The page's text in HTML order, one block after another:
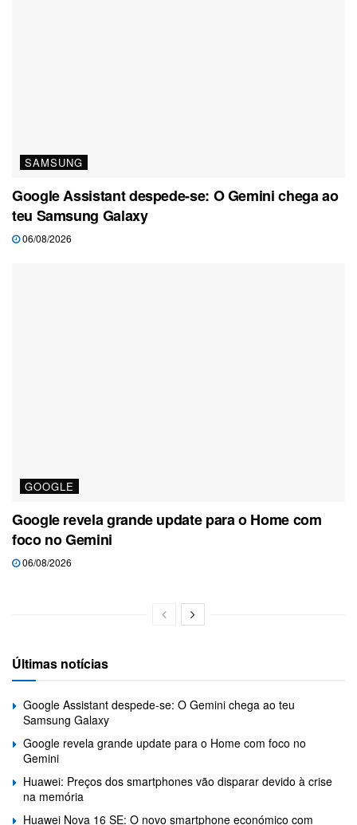
SAMSUNG
Google Assistant despede-se: O Gemini chega ao
teu Samsung Galaxy
06/08/2026
GOOGLE
Google revela grande update para o Home com
foco no Gemini
06/08/2026
Últimas notícias
Google Assistant despede-se: O Gemini chega ao teu
Samsung Galaxy
Google revela grande update para o Home com foco no
Gemini
Huawei: Preços dos smartphones vão disparar devido à crise
na memória
Huawei Nova 16 SE: O novo smartphone económico com